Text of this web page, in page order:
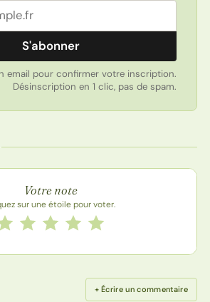
S'abonner
email pour confirmer votre inscription.
Désinscription en 1 clic, pas de spam.
Votre note
sur une étoile pour voter.
cette recette de 1 à 5 étoiles
5 étoiles
4 étoiles
3 étoiles
2 étoiles
1 étoile
+ Écrire un commentaire